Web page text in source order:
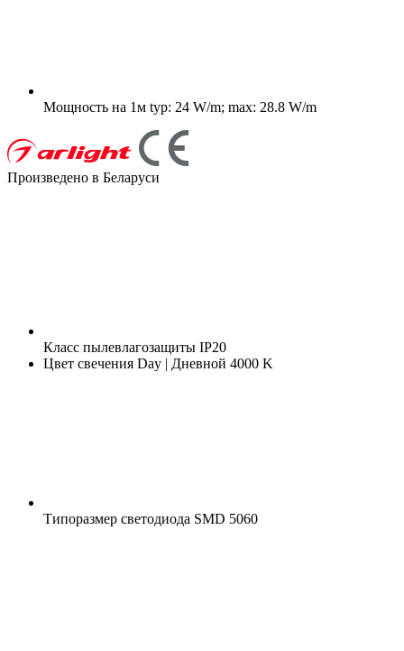
Мощность на 1м typ: 24 W/m; max: 28.8 W/m
Произведено в Беларуси
Класс пылевлагозащиты IP20
Цвет свечения Day | Дневной 4000 K
Типоразмер светодиода SMD 5060